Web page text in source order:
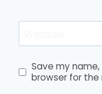
Save my
browser for